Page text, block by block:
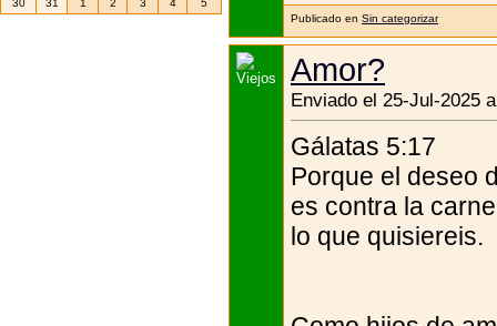
Publicado en Sin categorizar
Amor?
Enviado el 25-Jul-2025
Gálatas 5:17
Porque el deseo
es contra la
lo que quisiereis.
30
31 1 2 3 4 5